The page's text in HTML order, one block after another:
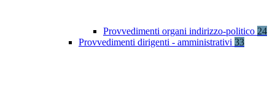
Provvedimenti organi indirizzo-politico 24
Provvedimenti dirigenti - amministrativi 33